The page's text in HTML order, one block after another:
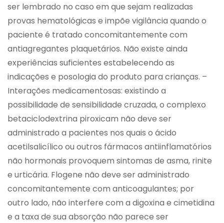
ser lembrado no caso em que sejam realizadas
provas hematológicas e impõe vigilância quando o
paciente é tratado concomitantemente com
antiagregantes plaquetários. Não existe ainda
experiências suficientes estabelecendo as
indicações e posologia do produto para crianças. –
Interações medicamentosas: existindo a
possibilidade de sensibilidade cruzada, o complexo
betaciclodextrina piroxicam não deve ser
administrado a pacientes nos quais o ácido
acetilsalicílico ou outros fármacos antiinflamatórios
não hormonais provoquem sintomas de asma, rinite
e urticária. Flogene não deve ser administrado
concomitantemente com anticoagulantes; por
outro lado, não interfere com a digoxina e cimetidina
e a taxa de sua absorção não parece ser